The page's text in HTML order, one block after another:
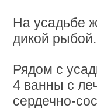
На усадьбе
дикой рыбой.
Рядом с
4 ванны с
сердечно-